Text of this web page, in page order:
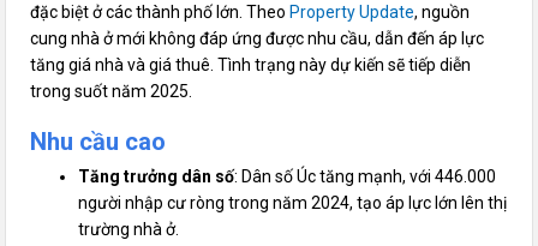
đặc biệt ở các thành phố lớn. Theo Property Update, nguồn
cung nhà ở mới không đáp ứng được nhu cầu, dẫn đến áp lực
tăng giá nhà và giá thuê. Tình trạng này dự kiến sẽ tiếp diễn
trong suốt năm 2025.
Nhu cầu cao
Tăng trưởng dân số: Dân số Úc tăng mạnh, với 446.000
người nhập cư ròng trong năm 2024, tạo áp lực lớn lên thị
trường nhà ở.